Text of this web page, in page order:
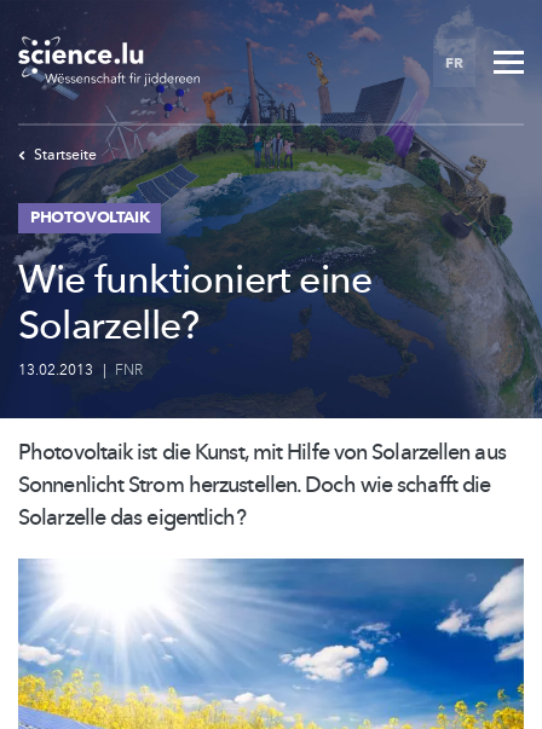
to
main
content
FR
Startseite
PHOTOVOLTAIK
Wie funktioniert eine
Solarzelle?
13.02.2013 | FNR
Photovoltaik ist die Kunst, mit Hilfe von Solarzellen aus
Sonnenlicht Strom herzustellen. Doch wie schafft die
Solarzelle das eigentlich?